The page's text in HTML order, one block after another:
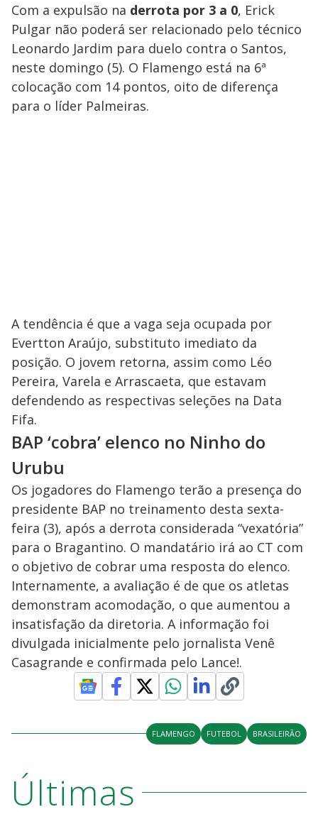
Com a expulsão na derrota por 3 a 0, Erick
Pulgar não poderá ser relacionado pelo técnico
Leonardo Jardim para duelo contra o Santos,
neste domingo (5). O Flamengo está na 6ª
colocação com 14 pontos, oito de diferença
para o líder Palmeiras.
A tendência é que a vaga seja ocupada por
Evertton Araújo, substituto imediato da
posição. O jovem retorna, assim como Léo
Pereira, Varela e Arrascaeta, que estavam
defendendo as respectivas seleções na Data
Fifa.
BAP ‘cobra’ elenco no Ninho do
Urubu
Os jogadores do Flamengo terão a presença do
presidente BAP no treinamento desta sexta-
feira (3), após a derrota considerada “vexatória”
para o Bragantino. O mandatário irá ao CT com
o objetivo de cobrar uma resposta do elenco.
Internamente, a avaliação é de que os atletas
demonstram acomodação, o que aumentou a
insatisfação da diretoria. A informação foi
divulgada inicialmente pelo jornalista Venê
Casagrande e confirmada pelo Lance!.
FLAMENGO FUTEBOL BRASILEIRÃO
Últimas